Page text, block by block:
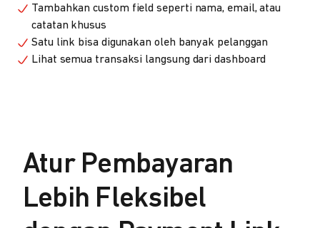
Tambahkan custom field seperti nama, email, atau
catatan khusus
Satu link bisa digunakan oleh banyak pelanggan
Lihat semua transaksi langsung dari dashboard
Atur Pembayaran
Lebih Fleksibel